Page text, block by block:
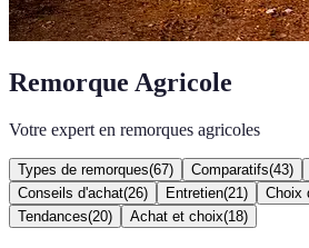
Remorque Agricole
Votre expert en remorques agricoles
Types de remorques(67) Comparatifs(43)
Conseils d'achat(26) Entretien(21 ) Choix
Tendances(20) Achat et choix(18)